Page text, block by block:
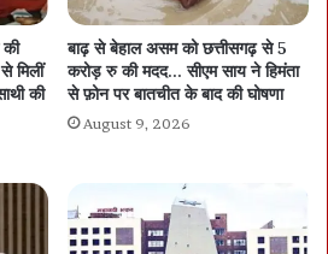
मिलीं
की
बाढ़ से बेहाल असम को छत्तीसगढ़ से 5
करोड़ रु की मदद… सीएम साय ने हिमंता
से फ़ोन पर बातचीत के बाद की घोषणा
August 9, 2026